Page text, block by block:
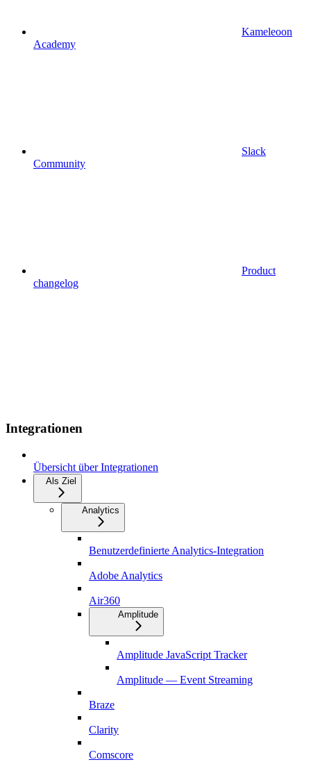
Kameleoon
Academy
Slack
Community
Product
changelog
Integrationen
Übersicht über Integrationen
Als Ziel
Analytics
Benutzerdefinierte Analytics-Integration
Adobe Analytics
Air360
Amplitude
Amplitude JavaScript Tracker
Amplitude — Event Streaming
Braze
Clarity
Comscore